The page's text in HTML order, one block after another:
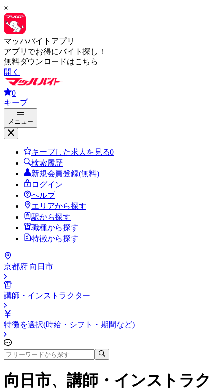
×
マッハバイトアプリ
アプリでお得にバイト探し！
無料ダウンロードはこちら
開く
0
キープ
メニュー
キープした求人を見る0
検索履歴
新規会員登録(無料)
ログイン
ヘルプ
エリアから探す
駅から探す
職種から探す
特徴から探す
京都府 向日市
講師・インストラクター
特徴を選択(時給・シフト・期間など)
向日市、講師・インストラク